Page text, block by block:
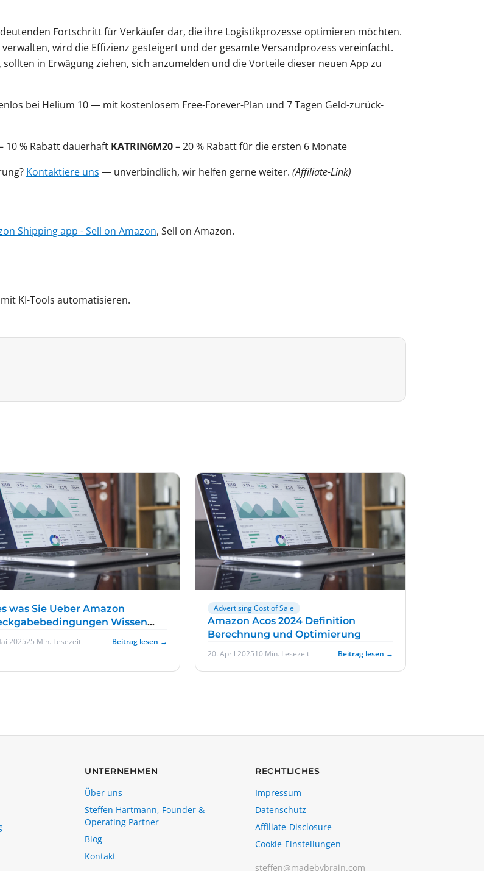
Fortschritt für Verkäufer dar, die ihre Logistikprozesse optimieren möchten.
wird die Effizienz gesteigert und der gesamte Versandprozess vereinfacht.
in Erwägung ziehen, sich anzumelden und die Vorteile dieser neuen App zu
bei Helium 10 — mit kostenlosem Free-Forever-Plan und 7 Tagen Geld-zurück-
10 % Rabatt dauerhaft KATRIN6M20– 20 % Rabatt für die ersten 6 Monate
Kontaktiere uns — unverbindlich, wir helfen gerne weiter. (Affiliate-Link)
Shipping app - Sell on Amazon, Sell on Amazon.
KI-Tools automatisieren.
was Sie Ueber Amazon
Wissen
202525 Min. Lesezeit Beitrag lesen →
Advertising Cost of Sale
Amazon Acos 2024 Definition
Berechnung und Optimierung
20. April 202510 Min. Lesezeit Beitrag lesen →
UNTERNEHMEN
Über uns
Steffen Hartmann, Founder &
Operating Partner
Blog
Kontakt
RECHTLICHES
Impressum
Datenschutz
Affiliate-Disclosure
Cookie-Einstellungen
steffen@madebybrain.com